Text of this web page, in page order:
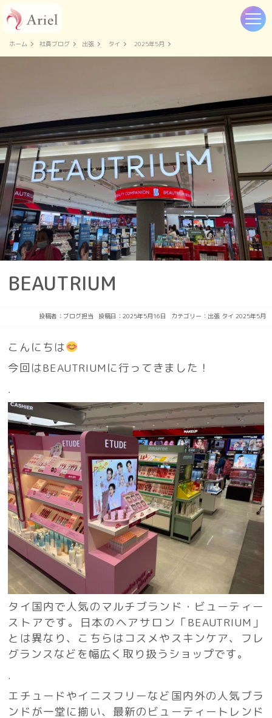
ホーム 社員ブログ 出張 タイ 2025年5月
BEAUTRIUM
投稿者： ブログ担当 投稿日：2025年5月16日 カテゴリー： 出張 タイ 2025年5月
こんにちは
今回はBEAUTRIUMに行ってきました！
.
タイ国内で人気のマルチブランド・ビューティー
ストアです。日本のヘアサロン「BEAUTRIUM」
とは異なり、こちらはコスメやスキンケア、フレ
グランスなどを幅広く取り扱うショップです。
.
エチュードやイニスフリーなど国内外の人気ブラ
ンドが一堂に揃い、最新のビューティートレンド